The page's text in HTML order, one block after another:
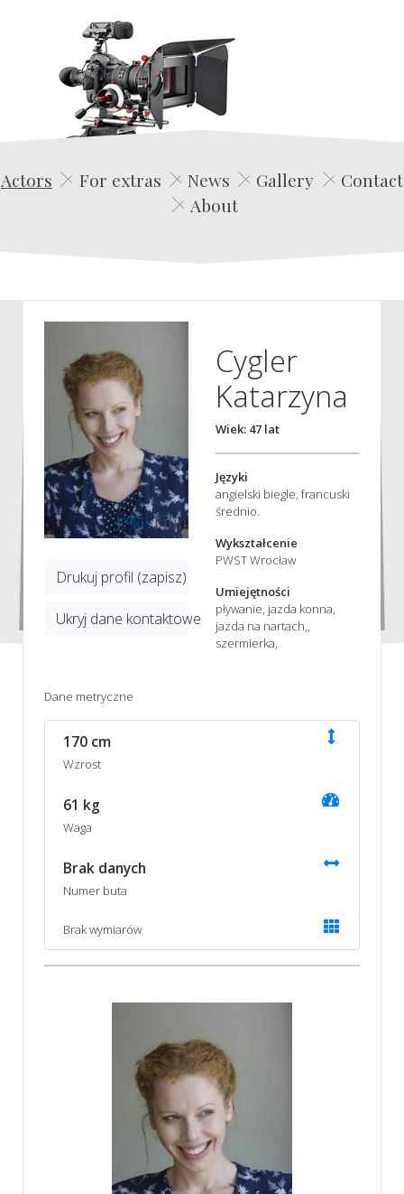
Edwin Film Agencja Aktorska
Actors For extras News Gallery
Contact
About
Drukuj profil (zapisz)
Ukryj dane kontaktowe
Cygler
Katarzyna
Wiek: 47 lat
Języki
angielski biegle, francuski
średnio.
Wykształcenie
PWST Wrocław
Umiejętności
pływanie, jazda konna,
jazda na nartach,,
szermierka,
Dane metryczne
170 cm
Wzrost
61 kg
Waga
Brak danych
Numer buta
Brak wymiarów